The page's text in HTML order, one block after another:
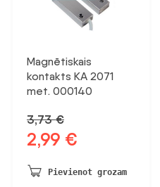
Magnētiskais
kontakts KA 2071
met. 000140
3,73€
Sākotnējā
bija:
2,99 €
ir:
Pievienot grozam